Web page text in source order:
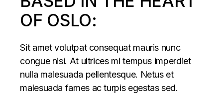
OF OSLO:
Sit amet volutpat consequat mauris nunc
congue nisi. At ultrices mi tempus imperdiet
nulla malesuada pellentesque. Netus et
malesuada fames ac turpis egestas sed.